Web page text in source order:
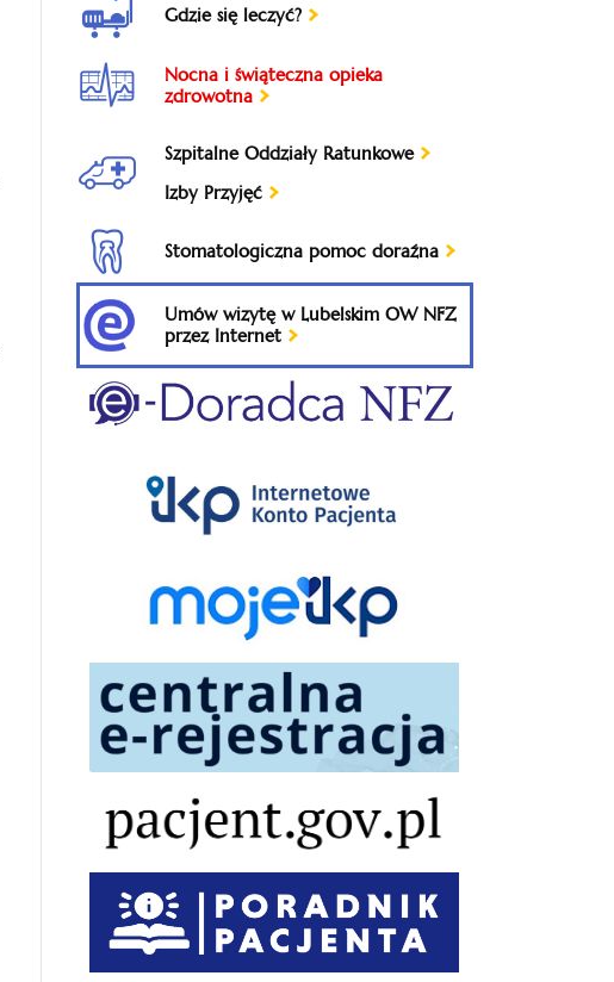
Gdzie się leczyć?
Nocna i świąteczna opieka
zdrowotna
Szpitalne Oddziały Ratunkowe
Izby Przyjęć
Stomatologiczna pomoc doraźna
Umów wizytę w Lubelskim OW NFZ
przez Internet